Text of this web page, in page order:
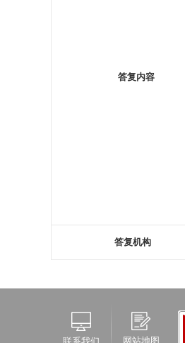
答复内容
答复机构
网站地图